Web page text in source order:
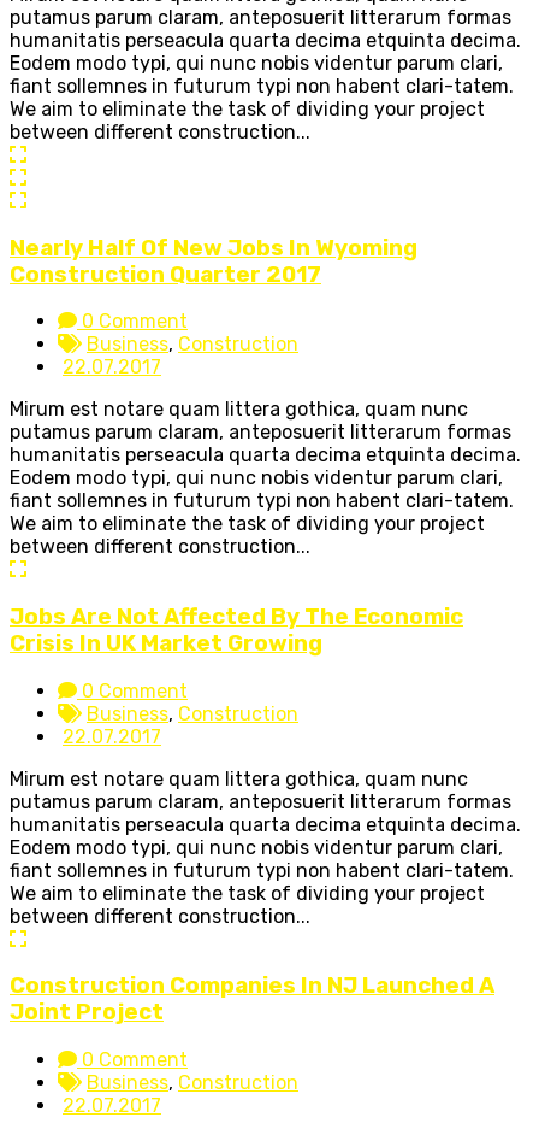
putamus parum claram, anteposuerit litterarum formas
humanitatis perseacula quarta decima etquinta decima.
Eodem modo typi, qui nunc nobis videntur parum clari,
fiant sollemnes in futurum typi non habent clari-tatem.
We aim to eliminate the task of dividing your project
between different construction...
Nearly Half Of New Jobs In Wyoming
Construction Quarter 2017
0 Comment
Business, Construction
22.07.2017
Mirum est notare quam littera gothica, quam nunc
putamus parum claram, anteposuerit litterarum formas
humanitatis perseacula quarta decima etquinta decima.
Eodem modo typi, qui nunc nobis videntur parum clari,
fiant sollemnes in futurum typi non habent clari-tatem.
We aim to eliminate the task of dividing your project
between different construction...
Jobs Are Not Affected By The Economic
Crisis In UK Market Growing
0 Comment
Business, Construction
22.07.2017
Mirum est notare quam littera gothica, quam nunc
putamus parum claram, anteposuerit litterarum formas
humanitatis perseacula quarta decima etquinta decima.
Eodem modo typi, qui nunc nobis videntur parum clari,
fiant sollemnes in futurum typi non habent clari-tatem.
We aim to eliminate the task of dividing your project
between different construction...
Construction Companies In NJ Launched A
Joint Project
0 Comment
Business, Construction
22.07.2017